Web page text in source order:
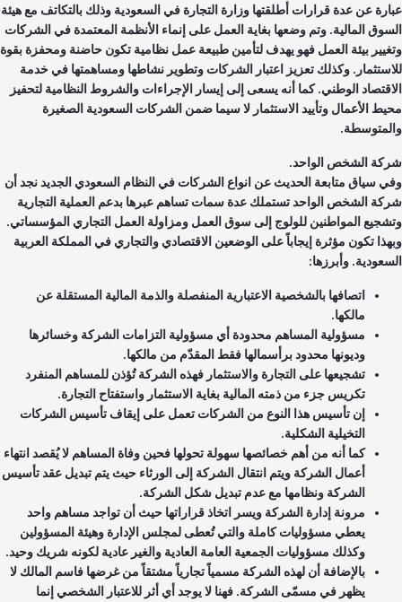
عن عدة قرارات أطلقتها وزارة التجارة في السعودية وذلك بالتكاتف مع هيئة
المالية. وتم وضعها بغاية العمل على إنماء الأنظمة المعتمدة في الشركات
بيئة العمل فهو يهدف لتأمين طبيعة عمل نظامية تكون حاضنة ومحفزة بقوة
وكذلك تعزيز اعتبار الشركات وتطوير نشاطها ومساهمتها في خدمة
الوطني. كما أنه يسعى إلى إيسار الإجراءات والشروط النظامية لتحفيز
الأعمال وتأييد الاستثمار لا سيما ضمن الشركات السعودية الصغيرة
الشخص الواحد.
سياق متابعة الحديث عن انواع الشركات في النظام السعودي الجديد نجد أن
الشخص الواحد تستملك عدة سمات تساهم عبرها بدعم العملية التجارية
المواطنين للولوج إلى سوق العمل ومزاولة العمل التجاري المؤسساتي.
تكون مؤثرة إيجاباً على الوضعين الاقتصادي والتجاري في المملكة العربية
وأبرزها:
اتصافها بالشخصية الاعتبارية المنفصلة والذمة المالية المستقلة عن
مالكها.
مسؤولية المساهم محدودة أي مسؤولية التزامات الشركة وخسائرها
وديونها محدود برأسمالها فقط المقدّم من مالكها.
تشجيعها على التجارة والاستثمار فهذه الشركة تُؤذن للمساهم المنفرد
تكريس جزء من ذمته المالية بغاية الاستثمار واستفتاح التجارة.
إن تأسيس هذا النوع من الشركات تعمل على إيقاف تأسيس الشركات
التخيلية الشكلية.
كما أنه من أهم خصائصها سهولة تحولها فحين وفاة المساهم لا يُقصد انتهاء
أعمال الشركة ويتم انتقال الشركة إلى الورثاء حيث يتم تبديل عقد تأسيس
الشركة ونظامها مع عدم تبديل شكل الشركة.
مرونة إدارة الشركة ويسر اتخاذ قراراتها حيث أن تواجد مساهم واحد
يعطي مسؤوليات كاملة والتي تُعطى لمجلس الإدارة وهيئة المسؤولين
وكذلك مسؤوليات الجمعية العامة العادية والغير عادية لكونه شريك وحيد.
بالإضافة أن لهذه الشركة مسمياً تجارياً مشتقاً من غرضها فاسم المالك لا
يظهر في مسمّى الشركة. فهنا لا يوجد أي أثر للاعتبار الشخصي إنما